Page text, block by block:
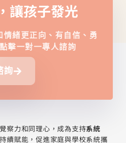
讓孩子發光
情緒更正向、有自信、勇
擊一對一專人諮詢
詢
察力和同理心，成為支持系統
續賦能，促進家庭與學校系統攜